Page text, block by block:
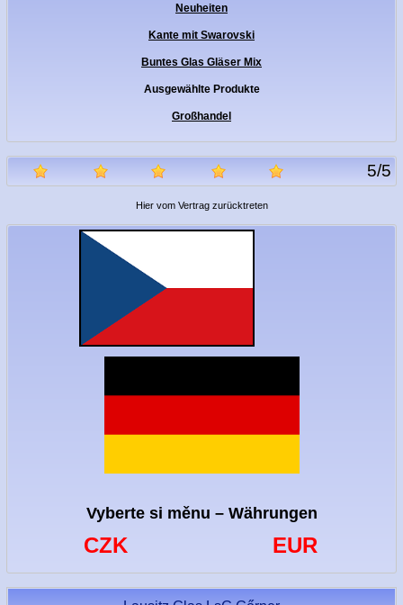
Neuheiten
Kante mit Swarovski
Buntes Glas Gläser Mix
Ausgewählte Produkte
Großhandel
5/5
Hier vom Vertrag zurücktreten
Vyberte si měnu – Währungen
CZK EUR